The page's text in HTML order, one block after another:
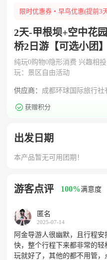
限时优惠券 • 早鸟优惠(提前3
2天-甲根坝+空中花
桥2日游【可选小团】
纯玩0购物0隐形消费 兴趣相
玩：景区自由活动
供应商： 成都环球国际旅行
 获赠积分
出发日期
本产品暂无可用团期！
游客点评 100%满意度
匿名
2025-07-14
阿金导游人很幽默，且行程
快，整个行程下来都非常的
玩就好了，其他的都不用管，